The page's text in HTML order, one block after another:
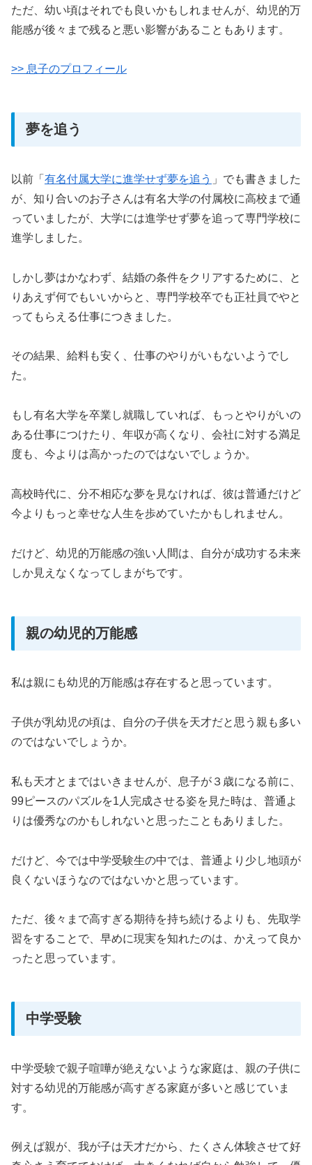
ただ、幼い頃はそれでも良いかもしれませんが、幼児的万
能感が後々まで残ると悪い影響があることもあります。
>> 息子のプロフィール
夢を追う
以前「 有名付属大学に進学せず夢を追う 」でも書きました
が、知り合いのお子さんは有名大学の付属校に高校まで通
っていましたが、大学には進学せず夢を追って専門学校に
進学しました。
しかし夢はかなわず、結婚の条件をクリアするために、と
りあえず何でもいいからと、専門学校卒でも正社員でやと
ってもらえる仕事につきました。
その結果、給料も安く、仕事のやりがいもないようでし
た。
もし有名大学を卒業し就職していれば、もっとやりがいの
ある仕事につけたり、年収が高くなり、会社に対する満足
度も、今よりは高かったのではないでしょうか。
高校時代に、分不相応な夢を見なければ、彼は普通だけど
今よりもっと幸せな人生を歩めていたかもしれません。
だけど、幼児的万能感の強い人間は、自分が成功する未来
しか見えなくなってしまがちです。
親の幼児的万能感
私は親にも幼児的万能感は存在すると思っています。
子供が乳幼児の頃は、自分の子供を天才だと思う親も多い
のではないでしょうか。
私も天才とまではいきませんが、息子が３歳になる前に、
99ピースのパズルを1人完成させる姿を見た時は、普通よ
りは優秀なのかもしれないと思ったこともありました。
だけど、今では中学受験生の中では、普通より少し地頭が
良くないほうなのではないかと思っています。
ただ、後々まで高すぎる期待を持ち続けるよりも、先取学
習をすることで、早めに現実を知れたのは、かえって良か
ったと思っています。
中学受験
中学受験で親子喧嘩が絶えないような家庭は、親の子供に
対する幼児的万能感が高すぎる家庭が多いと感じていま
す。
例えば親が、我が子は天才だから、たくさん体験させて好